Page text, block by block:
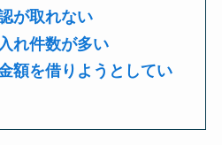
が取れない
れ件数が多い
額を借りようとしてい